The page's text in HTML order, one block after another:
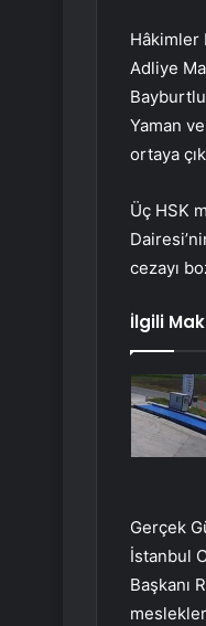
Hâkimler
Adliye
Yaman
ortaya
Üç HSK
cezayı
İlgili
Gerçek
İstanbul
Başkanı